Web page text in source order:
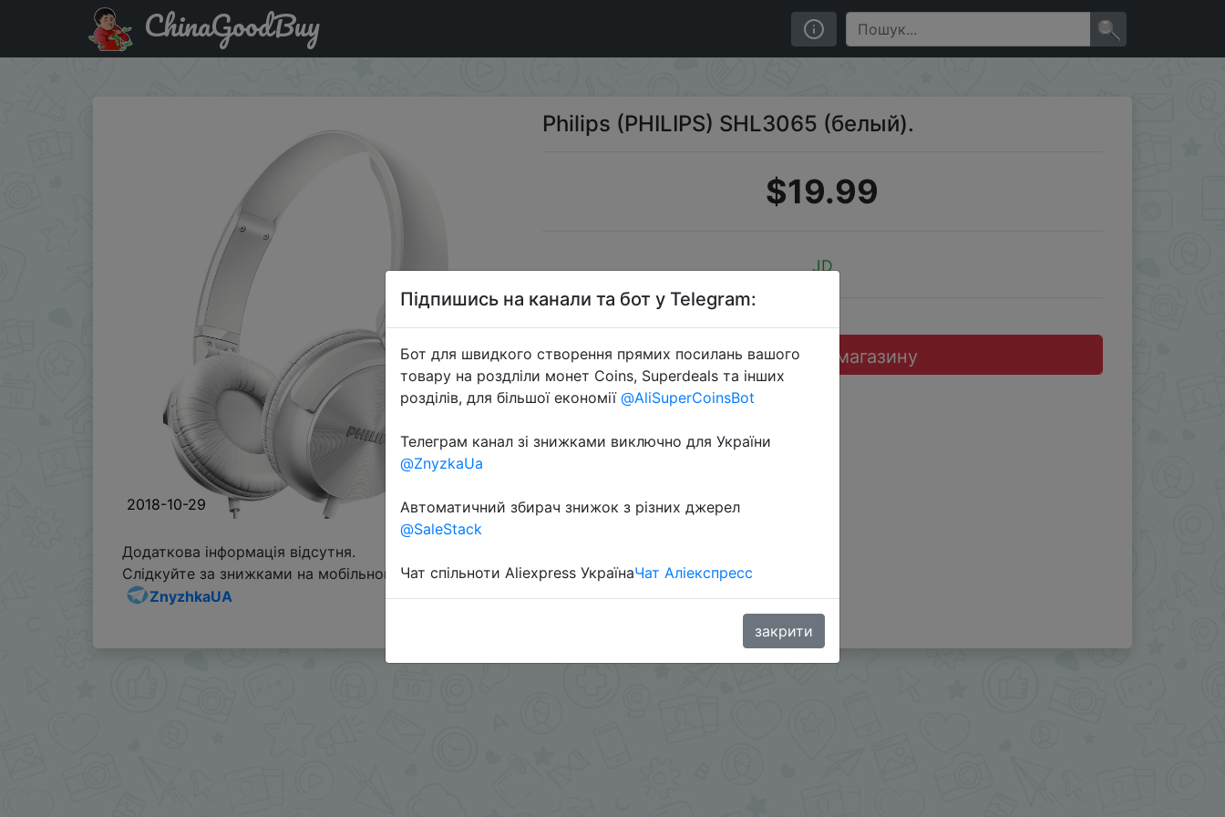
Придбати по знижці Philips (PHILIPS) SHL3065 (белый).
ChinaGoodBuy
2018-10-29
Philips (PHILIPS) SHL3065 (белый).
$19.99
JD
Перейти до магазину
Додаткова інформація відсутня.
Слідкуйте за знижками на мобільному, в телеграм каналі:
ZnyzhkaUA
Підпишись на канали та бот у Telegram:
Бот для швидкого створення прямих посилань вашого
товару на роздліли монет Coins, Superdeals та інших
розділів, для більшої економії @AliSuperCoinsBot
Телеграм канал зі знижками виключно для України
@ZnyzkaUa
Автоматичний збирач знижок з різних джерел
@SaleStack
Чат спільноти Aliexpress УкраїнаЧат Аліекспресс
закрити